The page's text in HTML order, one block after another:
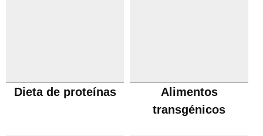
Dieta de proteínas
Alimentos
transgénicos